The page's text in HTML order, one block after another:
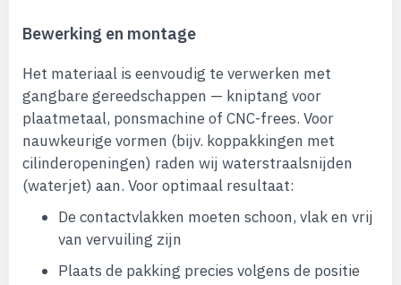
Bewerking en montage
Het materiaal is eenvoudig te verwerken met
gangbare gereedschappen — kniptang voor
plaatmetaal, ponsmachine of CNC-frees. Voor
nauwkeurige vormen (bijv. koppakkingen met
cilinderopeningen) raden wij waterstraalsnijden
(waterjet) aan. Voor optimaal resultaat:
De contactvlakken moeten schoon, vlak en vrij
van vervuiling zijn
Plaats de pakking precies volgens de positie